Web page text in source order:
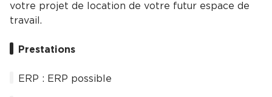
votre projet de location de votre futur espace de
travail.
Prestations
ERP : ERP possible